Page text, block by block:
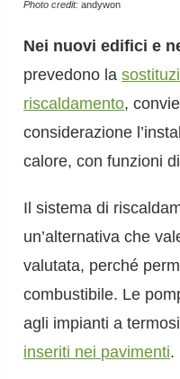
Photo credit: andywon
Nei nuovi edifici e
prevedono la
riscaldamento,
considerazione
calore, con funzioni
Il sistema di
un’alternativa che
valutata, perché
combustibile. Le
agli impianti a
inseriti nei pavimenti.